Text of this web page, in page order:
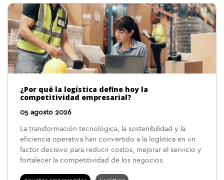
¿Por qué la logística define hoy la
competitividad empresarial?
05 agosto 2026
La transformación tecnológica, la sostenibilidad y la
eficiencia operativa han convertido a la logística en un
factor decisivo para reducir costos, mejorar el servicio y
fortalecer la competitividad de los negocios.